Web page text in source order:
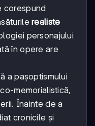
corespund
realiste
personajului
în opere are
a pașoptismului
memorialistică,
Înainte de a
cronicile și